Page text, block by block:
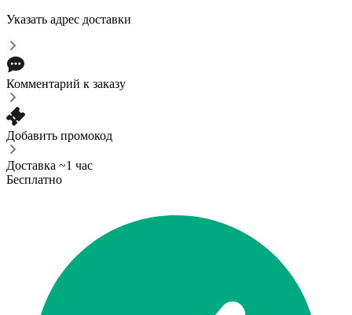
Указать адрес доставки
Комментарий к заказу
Добавить промокод
Доставка ~1 час
Бесплатно